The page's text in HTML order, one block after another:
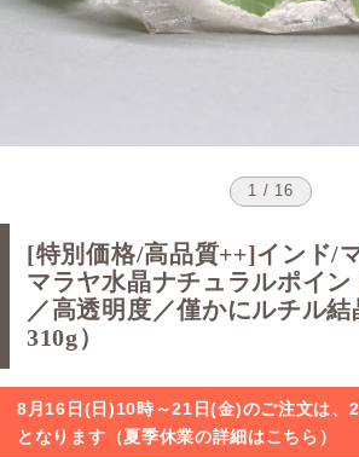
1 / 16
[特別価格/高品質++]インド/
マラヤ水晶ナチュラルポイ
／高透明度／僅かにルチル結
310g）
8月16日(日)10時～21日(金)のご注文は、
となります（夏季休業の詳細はこちら）